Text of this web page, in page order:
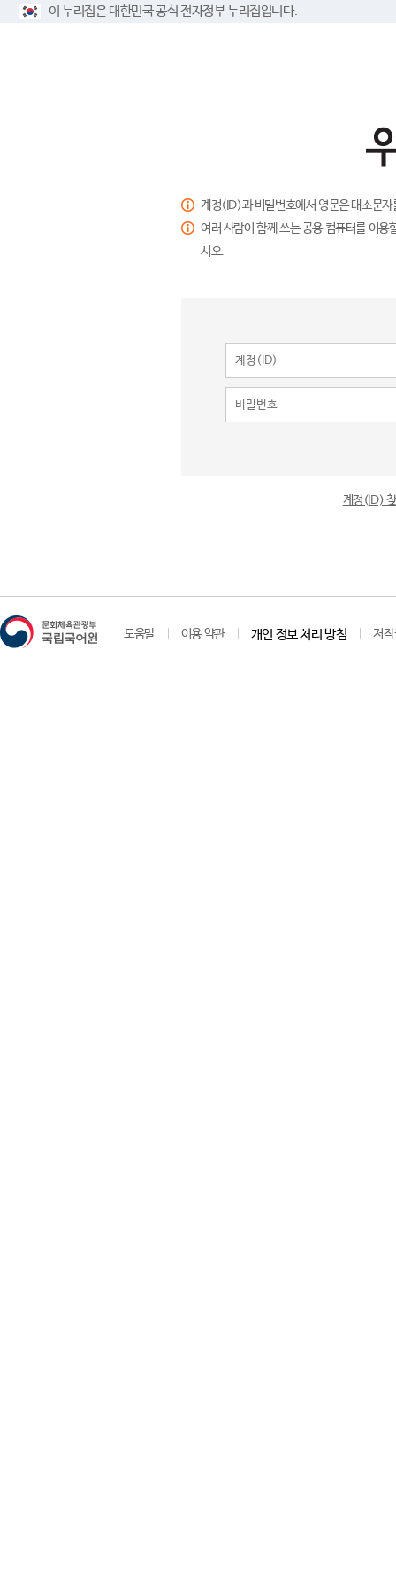
이 누리집은 대한민국 공식 전자정부 누리집입니다.
계정(ID)과 비밀번호에서 영문은 대소문
여러 사람이 함께 쓰는 공용 컴퓨터를 이
시오.
계정(ID)
도움말 이용 약관 개인 정보 처리 방침 저